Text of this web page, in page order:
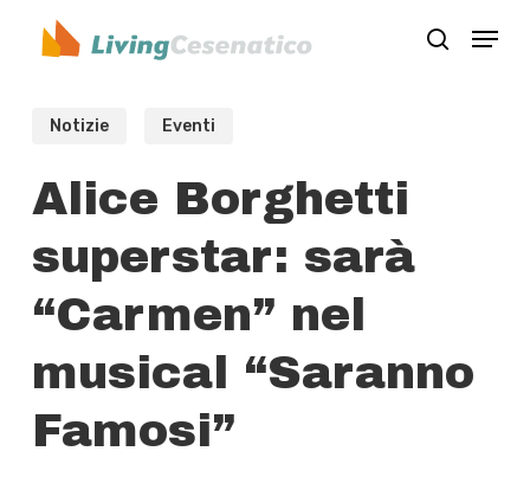
search
Menu
Notizie Eventi
Alice Borghetti
superstar: sarà
“Carmen” nel
musical “Saranno
Famosi”